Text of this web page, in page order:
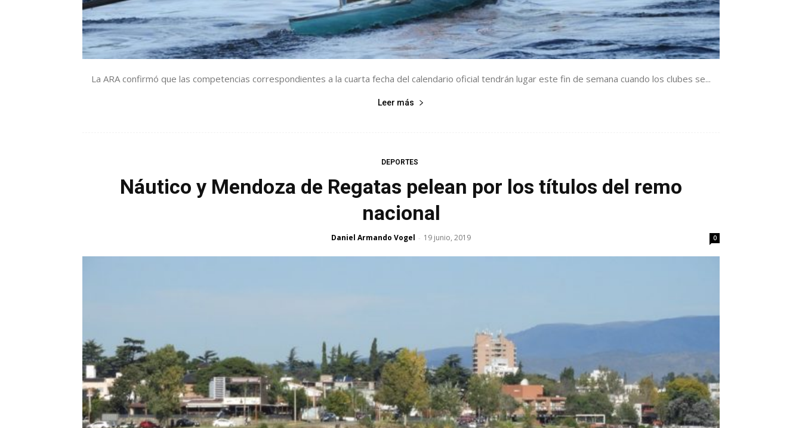
La ARA confirmó que las competencias correspondientes a la cuarta fecha del calendario oficial tendrán lugar este fin de semana cuando los clubes se...
Leer más
DEPORTES
Náutico y Mendoza de Regatas pelean por los títulos del remo
nacional
Daniel Armando Vogel - 19 junio, 2019 0